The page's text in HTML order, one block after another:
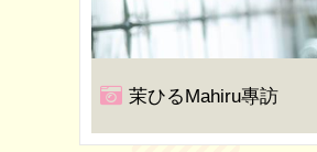
茉ひるMahiru專訪